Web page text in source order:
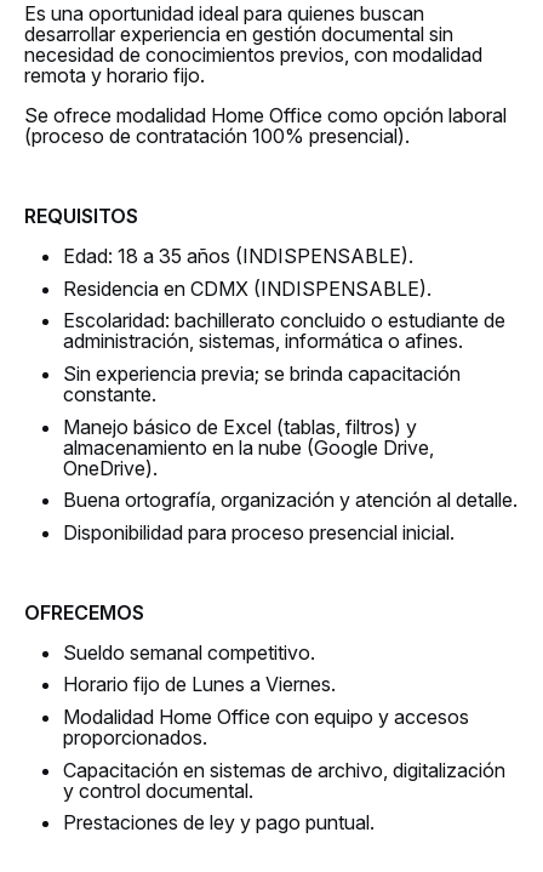
Es una oportunidad ideal para quienes buscan
desarrollar experiencia en gestión documental sin
necesidad de conocimientos previos, con modalidad
remota y horario fijo.
Se ofrece modalidad Home Office como opción laboral
(proceso de contratación 100% presencial).
REQUISITOS
Edad: 18 a 35 años (INDISPENSABLE).
Residencia en CDMX (INDISPENSABLE).
Escolaridad: bachillerato concluido o estudiante de
administración, sistemas, informática o afines.
Sin experiencia previa; se brinda capacitación
constante.
Manejo básico de Excel (tablas, filtros) y
almacenamiento en la nube (Google Drive,
OneDrive).
Buena ortografía, organización y atención al detalle.
Disponibilidad para proceso presencial inicial.
OFRECEMOS
Sueldo semanal competitivo.
Horario fijo de Lunes a Viernes.
Modalidad Home Office con equipo y accesos
proporcionados.
Capacitación en sistemas de archivo, digitalización
y control documental.
Prestaciones de ley y pago puntual.